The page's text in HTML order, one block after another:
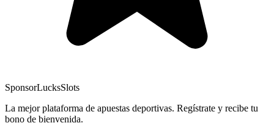
SponsorLucksSlots
La mejor plataforma de apuestas deportivas. Regístrate y recibe tu
bono de bienvenida.